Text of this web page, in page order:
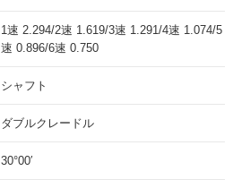
1速 2.294/2速 1.619/3速 1.291/4速 1.074/5
速 0.896/6速 0.750
シャフト
ダブルクレードル
30°00′